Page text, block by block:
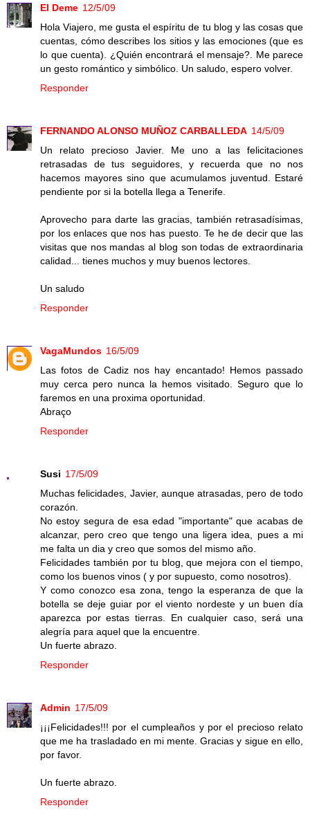
El Deme 12/5/09
Hola Viajero, me gusta el espíritu de tu blog y las cosas que
cuentas, cómo describes los sitios y las emociones (que es
lo que cuenta). ¿Quién encontrará el mensaje?. Me parece
un gesto romántico y simbólico. Un saludo, espero volver.
Responder
FERNANDO ALONSO MUÑOZ CARBALLEDA 14/5/09
Un relato precioso Javier. Me uno a las felicitaciones
retrasadas de tus seguidores, y recuerda que no nos
hacemos mayores sino que acumulamos juventud. Estaré
pendiente por si la botella llega a Tenerife.
Aprovecho para darte las gracias, también retrasadísimas,
por los enlaces que nos has puesto. Te he de decir que las
visitas que nos mandas al blog son todas de extraordinaria
calidad... tienes muchos y muy buenos lectores.
Un saludo
Responder
VagaMundos 16/5/09
Las fotos de Cadiz nos hay encantado! Hemos passado
muy cerca pero nunca la hemos visitado. Seguro que lo
faremos en una proxima oportunidad.
Abraço
Responder
Susi 17/5/09
Muchas felicidades, Javier, aunque atrasadas, pero de todo
corazón.
No estoy segura de esa edad "importante" que acabas de
alcanzar, pero creo que tengo una ligera idea, pues a mi
me falta un dia y creo que somos del mismo año.
Felicidades también por tu blog, que mejora con el tiempo,
como los buenos vinos ( y por supuesto, como nosotros).
Y como conozco esa zona, tengo la esperanza de que la
botella se deje guiar por el viento nordeste y un buen día
aparezca por estas tierras. En cualquier caso, será una
alegría para aquel que la encuentre.
Un fuerte abrazo.
Responder
Admin 17/5/09
¡¡¡Felicidades!!! por el cumpleaños y por el precioso relato
que me ha trasladado en mi mente. Gracias y sigue en ello,
por favor.
Un fuerte abrazo.
Responder